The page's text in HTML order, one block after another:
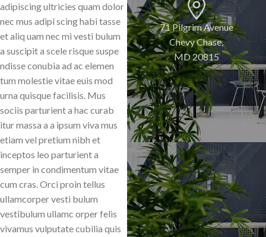
adipiscing ultricies quam dolor
nec mus adipi scing habi tasse
et aliq uam nec mi vesti bulum
a suscipit a scele risque suspe
ndisse conubia ad ac elemen
tum molestie vitae euis mod
urna quisque facilisis. Mus
sociis parturient a hac curab
itur massa a a ipsum viva mus
etiam vel pretium nibh et
inceptos leo parturient a
semper in condimentum vitae
cum cras. Orci proin tellus
ullamcorper vesti bulum
vestibulum ullamc orper felis
vivamus vulputate cubilia quis
71 Pilgrim Avenue
Chevy Chase,
MD 20815